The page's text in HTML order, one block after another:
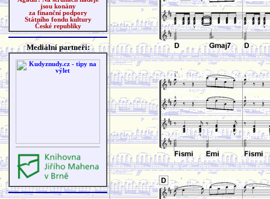
jsou konány
za finanční podpory
Státního fondu kultury
České republiky
Mediální partneři: